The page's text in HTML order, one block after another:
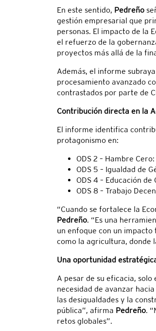
En este sentido, Pedreño
gestión empresarial que
personas. El impacto de la
el refuerzo de la
proyectos más allá de la
Además, el informe
procesamiento avanzado
contrastados por parte de
Contribución directa en la
El informe identifica
protagonismo en:
ODS 2 – Hambre
ODS 5 – Igualdad de
ODS 4 – Educación de
ODS 8 – Trabajo
“Cuando se fortalece la
Pedreño. “Es una
un enfoque con un
como la agricultura, donde
Una oportunidad
A pesar de su eficacia,
necesidad de avanzar
las desigualdades y la
pública”, afirma Pedreño.
retos globales”.